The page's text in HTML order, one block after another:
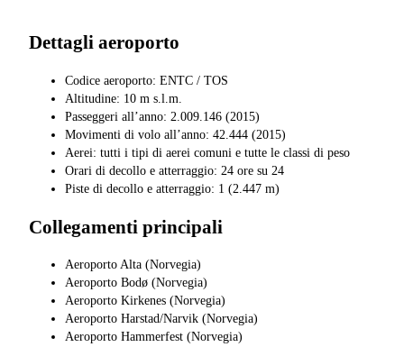
Dettagli aeroporto
Codice aeroporto: ENTC / TOS
Altitudine: 10 m s.l.m.
Passeggeri all’anno: 2.009.146 (2015)
Movimenti di volo all’anno: 42.444 (2015)
Aerei: tutti i tipi di aerei comuni e tutte le classi di peso
Orari di decollo e atterraggio: 24 ore su 24
Piste di decollo e atterraggio: 1 (2.447 m)
Collegamenti principali
Aeroporto Alta (Norvegia)
Aeroporto Bodø (Norvegia)
Aeroporto Kirkenes (Norvegia)
Aeroporto Harstad/Narvik (Norvegia)
Aeroporto Hammerfest (Norvegia)